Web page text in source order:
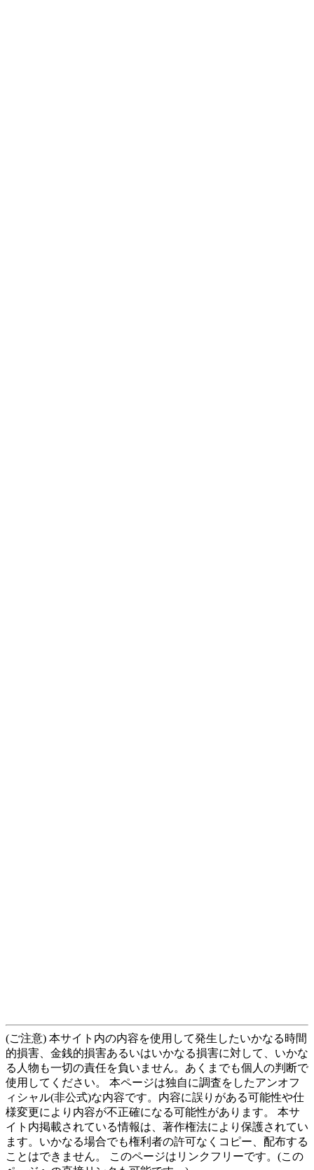
(ご注意) 本サイト内の内容を使用して発生したいかなる時間
的損害、金銭的損害あるいはいかなる損害に対して、いかな
る人物も一切の責任を負いません。あくまでも個人の判断で
使用してください。 本ページは独自に調査をしたアンオフ
ィシャル(非公式)な内容です。内容に誤りがある可能性や仕
様変更により内容が不正確になる可能性があります。 本サ
イト内掲載されている情報は、著作権法により保護されてい
ます。いかなる場合でも権利者の許可なくコピー、配布する
ことはできません。 このページはリンクフリーです。(この